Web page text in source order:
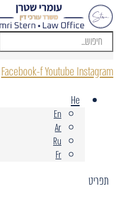
Facebook-fYoutube Instagram
He
En
Ar
Ru
Fr
תפריט